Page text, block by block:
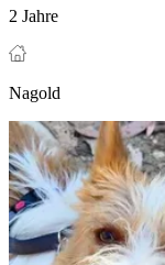
2 Jahre
Nagold